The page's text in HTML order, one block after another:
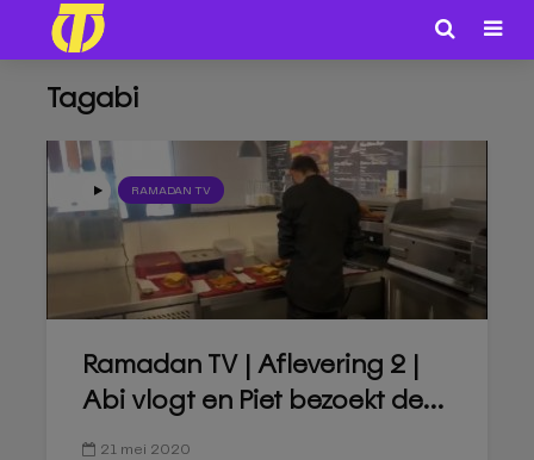
Tagabi
RAMADAN TV
Ramadan TV | Aflevering 2 |
Abi vlogt en Piet bezoekt de...
21 mei 2020